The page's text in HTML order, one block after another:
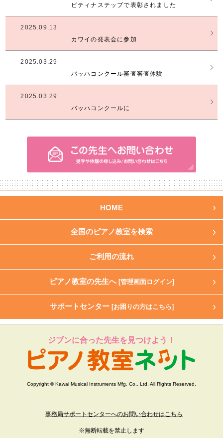
ピティナステップで表彰されました
2025.09.13
カワイの発表会に参加
2025.03.29
バッハコンクール審査審査体験
2025.03.29
バッハコンクールに
HOME
全国のピアノ教室を検索
ご利用の流れ
ピアノ教室の先生へ [管理画面ログイン]
サポートセンター [お困りの方はこちら]
ジブンに合った先生を見つけよう！
Copyright © Kawai Musical Instruments Mfg. Co., Ltd. All Rights Reserved.
事務局サポートセンターへのお問い合わせはこちら
※無断転載を禁止します